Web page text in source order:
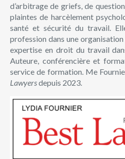
d’arbitrage de griefs, de
plaintes de harcèlement
santé et sécurité du travail.
profession dans une
expertise en droit du travail
Auteure, conférencière et
service de formation. Me
Lawyersdepuis 2023.